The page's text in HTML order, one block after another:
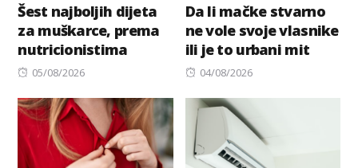
Šest najboljih dijeta
za muškarce, prema
nutricionistima
Posted
05/08/2026
Da li mačke stvarno
ne vole svoje vlasnike
ili je to urbani mit
Posted
04/08/2026